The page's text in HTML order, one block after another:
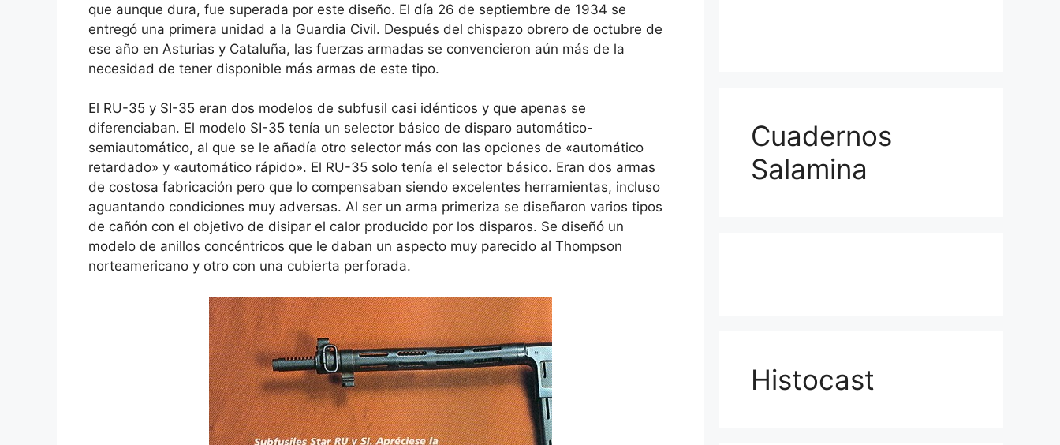
que aunque dura, fue superada por este diseño. El día 26 de septiembre de 1934 se
entregó una primera unidad a la Guardia Civil. Después del chispazo obrero de octubre de
ese año en Asturias y Cataluña, las fuerzas armadas se convencieron aún más de la
necesidad de tener disponible más armas de este tipo.
El RU-35 y SI-35 eran dos modelos de subfusil casi idénticos y que apenas se
diferenciaban. El modelo SI-35 tenía un selector básico de disparo automático-
semiautomático, al que se le añadía otro selector más con las opciones de «automático
retardado» y «automático rápido». El RU-35 solo tenía el selector básico. Eran dos armas
de costosa fabricación pero que lo compensaban siendo excelentes herramientas, incluso
aguantando condiciones muy adversas. Al ser un arma primeriza se diseñaron varios tipos
de cañón con el objetivo de disipar el calor producido por los disparos. Se diseñó un
modelo de anillos concéntricos que le daban un aspecto muy parecido al Thompson
norteamericano y otro con una cubierta perforada.
Cuadernos
Salamina
Histocast